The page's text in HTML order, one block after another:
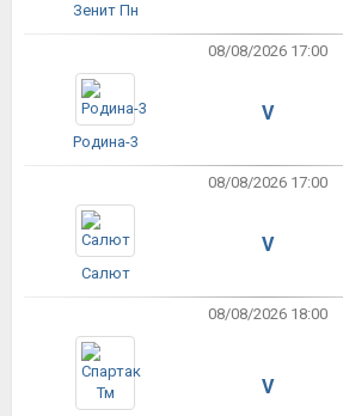
Зенит Пн
08/08/2026 17:00
Родина-3
V
08/08/2026 17:00
Салют
V
08/08/2026 18:00
V